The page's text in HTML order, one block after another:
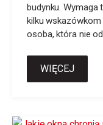
budynku. Wymaga
kilku
osoba, która nie
WIĘCEJ